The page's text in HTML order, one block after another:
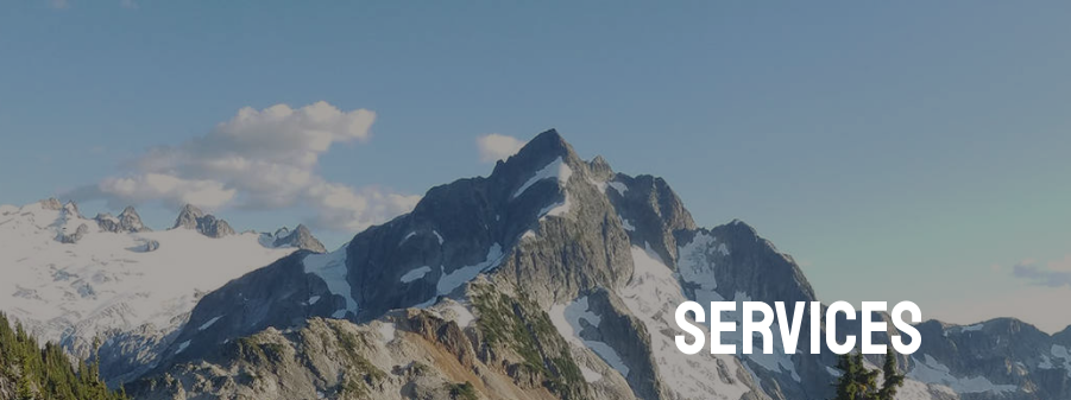
SERVICES